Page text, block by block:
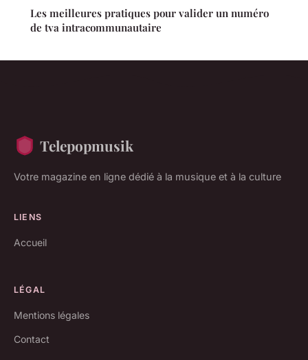
Les meilleures pratiques pour valider un numéro
de tva intracommunautaire
Telepopmusik
Votre magazine en ligne dédié à la musique et à la culture
LIENS
Accueil
LÉGAL
Mentions légales
Contact